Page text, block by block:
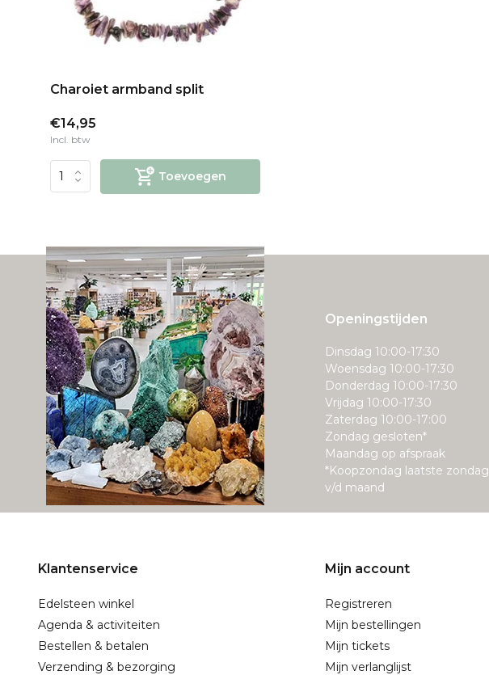
Charoiet armband split
€14,95
Incl. btw
Toevoegen
Openingstijden
Dinsdag 10:00-17:30
Woensdag 10:00-17:30
Donderdag 10:00-17:30
Vrijdag 10:00-17:30
Zaterdag 10:00-17:00
Zondag gesloten*
Maandag op afspraak
*Koopzondag laatste zondag
v/d maand
Klantenservice
Edelsteen winkel
Agenda & activiteiten
Bestellen & betalen
Verzending & bezorging
Mijn account
Registreren
Mijn bestellingen
Mijn tickets
Mijn verlanglijst